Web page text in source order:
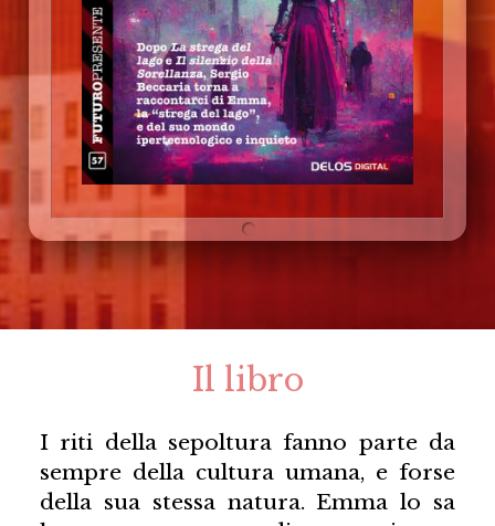
Il libro
I riti della sepoltura fanno parte da
sempre della cultura umana, e forse
della sua stessa natura. Emma lo sa